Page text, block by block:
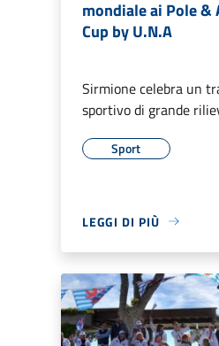
mondiale ai Pole &
Cup by U.N.A
Sirmione celebra un
sportivo di grande
Sport
LEGGI DI PIÙ